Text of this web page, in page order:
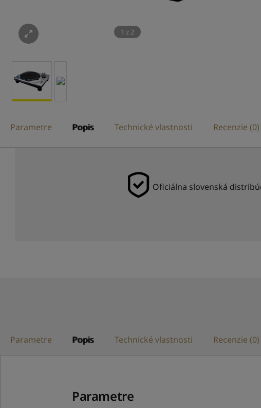
1 z 2
Parametre Popis Technické vlastnosti Recenzie (0)
Oficiálna slovenská
Parametre Popis Technické vlastnosti Recenzie (0)
Parametre